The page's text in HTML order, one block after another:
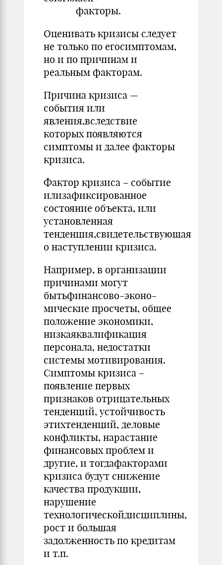
факторы.
Оценивать кризисы следует
не только по егосимптомам,
но и по причинам и
реальным факторам.
Причина кризиса —
события или
явления,вследствие
которых по­являются
симптомы и далее факторы
кризиса.
Фактор кризиса – событие
илизафиксированное
состояние объекта, или
установленная
тенденция,свидетельствующая
о наступлении кризиса.
Например, в организации
причинами могут
бытьфинансово-эконо­
мические просчеты, общее
положение экономики,
низкаяквалифика­ция
персонала, недостатки
системы мотивирования.
Симптомы кризиса –
появление первых
признаков отрицательных
тенденций, устойчивость
этихтенденций, деловые
конфликты, нарастание
финансовых проблем и
другие, и тогдафакторами
кризиса будут снижение
качества продукции,
нарушение
технологическойдисциплины,
рост и большая
задолженность по кредитам
и т.п.